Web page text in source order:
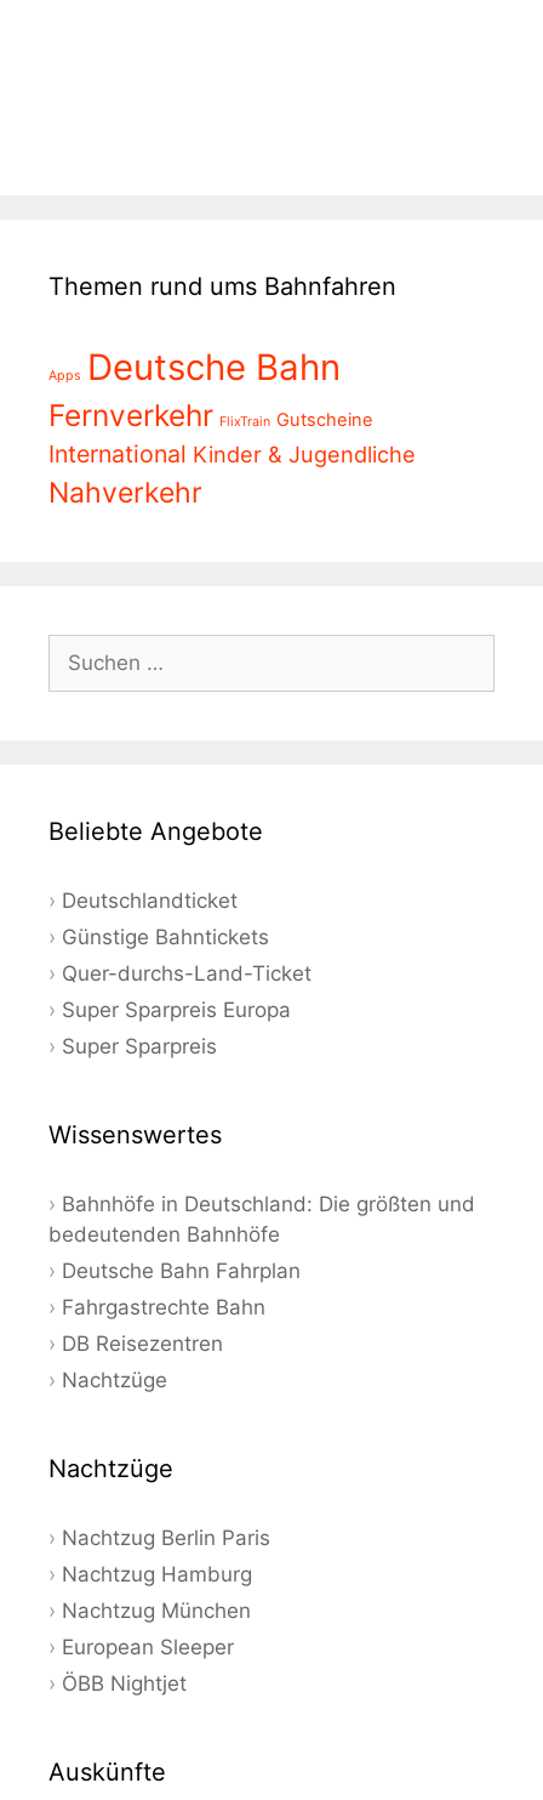
Themen rund ums Bahnfahren
Apps Deutsche Bahn
Fernverkehr FlixTrain Gutscheine
International Kinder & Jugendliche
Nahverkehr
nach:
Beliebte Angebote
Deutschlandticket
Günstige Bahntickets
Quer-durchs-Land-Ticket
Super Sparpreis Europa
Super Sparpreis
Wissenswertes
Bahnhöfe in Deutschland: Die größten und
bedeutenden Bahnhöfe
Deutsche Bahn Fahrplan
Fahrgastrechte Bahn
DB Reisezentren
Nachtzüge
Nachtzüge
Nachtzug Berlin Paris
Nachtzug Hamburg
Nachtzug München
European Sleeper
ÖBB Nightjet
Auskünfte